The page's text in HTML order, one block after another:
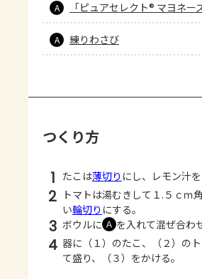
A 「ピュアセレクト® マヨネー
A 練りわさび
つくり方
1 たこは薄切り にし、レモン汁を
2 トマトは湯むきして１.５ｃｍ
い輪切り にする。
3 ボウルに Ａ を入れて混ぜ合わ
4 器に（１）のたこ、（２）の
て盛り、（３）をかける。